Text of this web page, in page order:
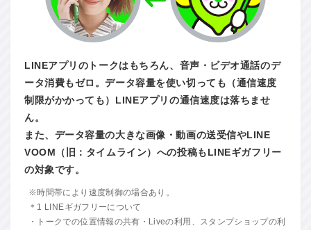
LINEアプリのトークはもちろん、音声・ビデオ通話のデ
ータ消費もゼロ。データ容量を使い切っても（通信速度
制限がかかっても）LINEアプリの通信速度は落ちませ
ん。
また、データ容量の大きな画像・動画の送受信やLINE
VOOM（旧：タイムライン）への投稿もLINEギガフリー
の対象です。
※時間帯により速度制御の場合あり。
＊1 LINEギガフリーについて
・トークでの位置情報の共有・Liveの利用、スタンプショップの利